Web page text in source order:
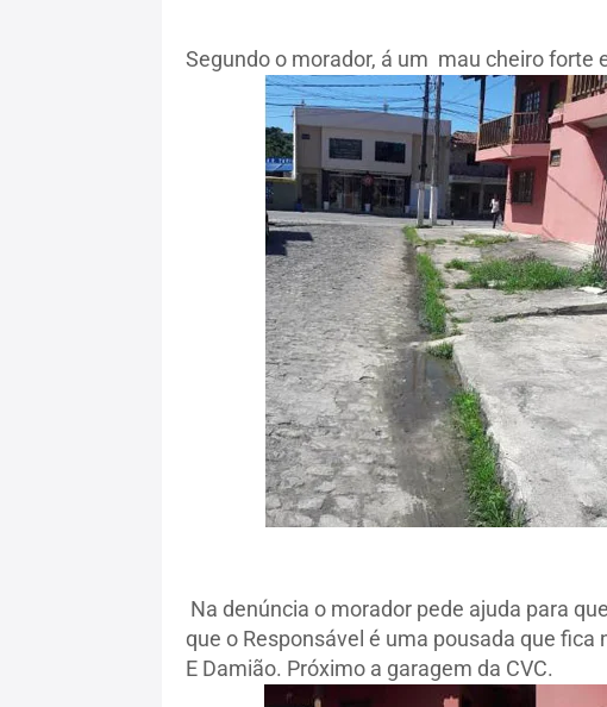
Segundo o morador, á um mau cheiro forte
Na denúncia o morador pede ajuda para
que o Responsável é uma pousada que
E Damião. Próximo a garagem da CVC.